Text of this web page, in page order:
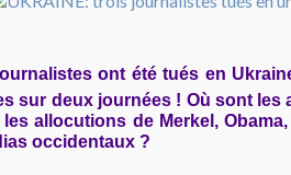
ont été tués en
sur deux journées ! Où sont les
allocutions de Merkel,
occidentaux ?